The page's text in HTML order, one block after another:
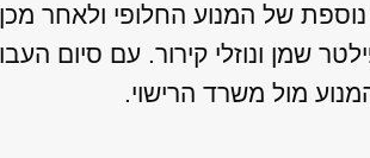
של המנוע החלופי ולאחר מכן
שמן ונוזלי קירור. עם סיום
מול משרד הרישוי.